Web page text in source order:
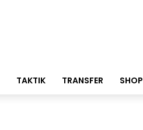
TAKTIK TRANSFER SHOP